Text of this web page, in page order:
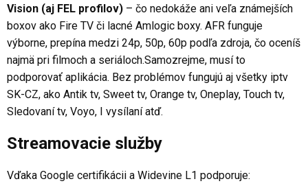
Vision (aj FEL profilov) – čo nedokáže ani veľa známejších
boxov ako Fire TV či lacné Amlogic boxy. AFR funguje
výborne, prepína medzi 24p, 50p, 60p podľa zdroja, čo oceníš
najmä pri filmoch a seriáloch.Samozrejme, musí to
podporovať aplikácia. Bez problémov fungujú aj všetky iptv
SK-CZ, ako Antik tv, Sweet tv, Orange tv, Oneplay, Touch tv,
Sledovaní tv, Voyo, I vysílaní atď.
Streamovacie služby
Vďaka Google certifikácii a Widevine L1 podporuje: